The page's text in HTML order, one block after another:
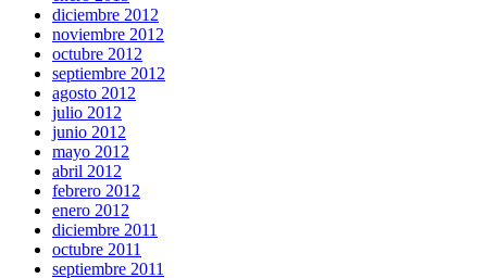
diciembre 2012
noviembre 2012
octubre 2012
septiembre 2012
agosto 2012
julio 2012
junio 2012
mayo 2012
abril 2012
febrero 2012
enero 2012
diciembre 2011
octubre 2011
septiembre 2011